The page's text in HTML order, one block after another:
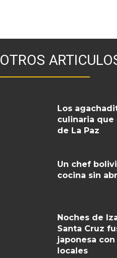
OTROS
Los
culinaria que
de La Paz
Un chef
cocina sin
Noches de
Santa Cruz
japonesa
locales